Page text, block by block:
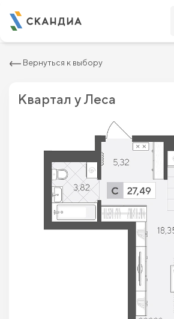
Вернуться к выбору
Квартал у Леса
Студия 27.49 м
5 033 600 ₽5 720 000 ₽